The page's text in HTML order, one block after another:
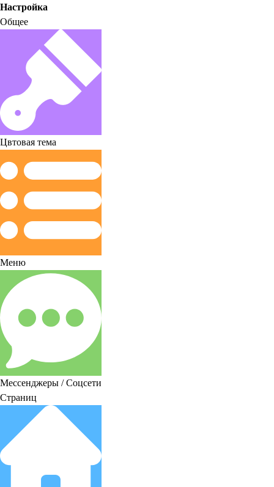
Настройка
Общее
Цвтовая тема
Меню
Мессенджеры / Соцсети
Страниц